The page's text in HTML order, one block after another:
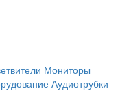
Мониторы
Аудиотрубки